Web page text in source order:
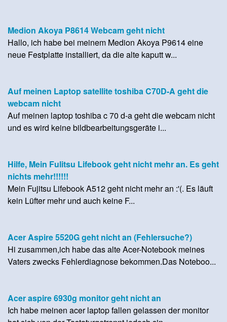
Medion Akoya P8614 Webcam geht nicht
Hallo, ich habe bei meinem Medion Akoya P9614 eine
neue Festplatte installiert, da die alte kaputt w...
Auf meinen Laptop satellite toshiba C70D-A geht die
webcam nicht
Auf meinen laptop toshiba c 70 d-a geht die webcam nicht
und es wird keine bildbearbeitungsgeräte i...
Hilfe, Mein Fulitsu Lifebook geht nicht mehr an. Es geht
nichts mehr!!!!!!
Mein Fujitsu Lifebook A512 geht nicht mehr an :'(. Es läuft
kein Lüfter mehr und auch keine F...
Acer Aspire 5520G geht nicht an (Fehlersuche?)
Hi zusammen,ich habe das alte Acer-Notebook meines
Vaters zwecks Fehlerdiagnose bekommen.Das Noteboo...
Acer aspire 6930g monitor geht nicht an
Ich habe meinen acer laptop fallen gelassen der monitor